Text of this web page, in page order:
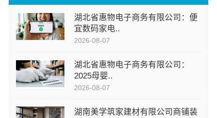
湖北省惠物电子商务有限公司：便
宜数码家电..
2026-08-07
湖北省惠物电子商务有限公司：
2025母婴..
2026-08-07
湖南美学筑家建材有限公司商铺装